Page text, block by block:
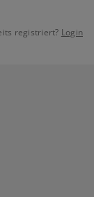
registriert? Login